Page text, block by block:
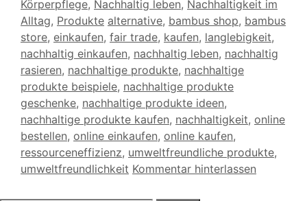
Kategorien
Körperpflege, Nachhaltig leben, Nachhaltigkeit im
Alltag, Produkte Schlagwörter
alternative, bambus shop, bambus
store, einkaufen, fair trade, kaufen, langlebigkeit,
nachhaltig einkaufen, nachhaltig leben, nachhaltig
rasieren, nachhaltige produkte, nachhaltige
produkte beispiele, nachhaltige produkte
geschenke, nachhaltige produkte ideen,
nachhaltige produkte kaufen, nachhaltigkeit, online
bestellen, online einkaufen, online kaufen,
ressourceneffizienz, umweltfreundliche produkte,
umweltfreundlichkeit Kommentar hinterlassen